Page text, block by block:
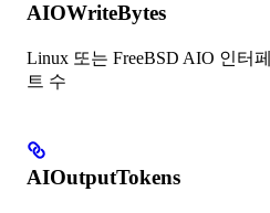
AIOWriteBytes
Linux 또는 FreeBSD AIO 인터
트 수
AIOutputTokens